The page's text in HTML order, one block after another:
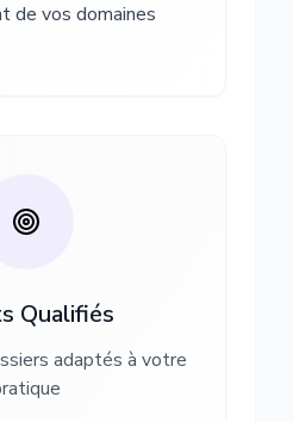
de vos domaines
Qualifiés
adaptés à votre